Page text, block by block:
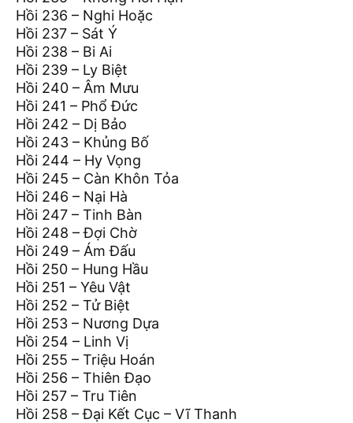
Hồi 236 – Nghi Hoặc
Hồi 237 – Sát Ý
Hồi 238 – Bi Ai
Hồi 239 – Ly Biệt
Hồi 240 – Âm Mưu
Hồi 241 – Phổ Đức
Hồi 242 – Dị Bảo
Hồi 243 – Khủng Bố
Hồi 244 – Hy Vọng
Hồi 245 – Càn Khôn Tỏa
Hồi 246 – Nại Hà
Hồi 247 – Tinh Bàn
Hồi 248 – Đợi Chờ
Hồi 249 – Ám Đấu
Hồi 250 – Hung Hầu
Hồi 251 – Yêu Vật
Hồi 252 – Tử Biệt
Hồi 253 – Nương Dựa
Hồi 254 – Linh Vị
Hồi 255 – Triệu Hoán
Hồi 256 – Thiên Đạo
Hồi 257 – Tru Tiên
Hồi 258 – Đại Kết Cục – Vĩ Thanh